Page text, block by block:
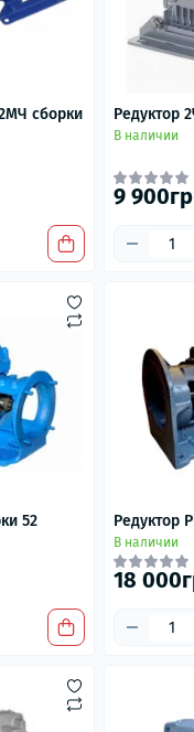
сборки
Редуктор
В наличии
9
52 Редуктор
В наличии
18